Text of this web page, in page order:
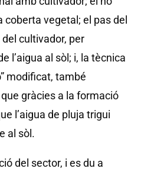
coberta vegetal; el pas del
cultivador, per
l’aigua al sòl; i, la tècnica
modificat, també
gràcies a la formació
l’aigua de pluja trigui
al sòl.
del sector, i es du a